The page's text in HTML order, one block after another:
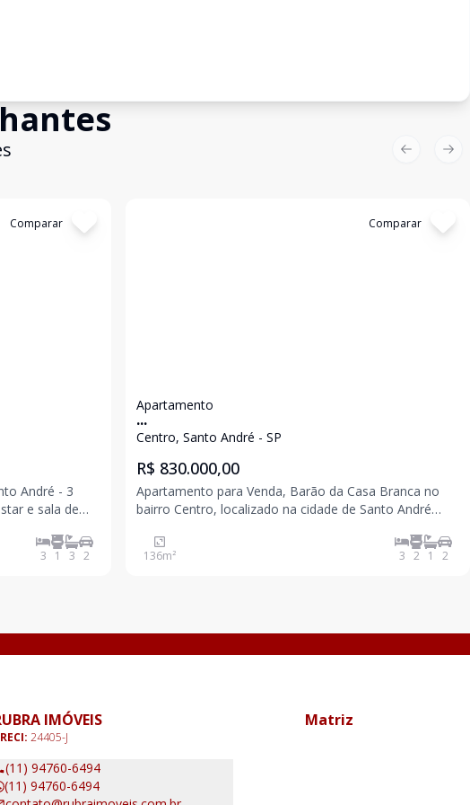
Comparar
- 3
e sala de
no terraço
3 1 3 2
Comparar
Apartamento
...
Centro, Santo André - SP
R$ 830.000,00
Apartamento para Venda, Barão da Casa Branca no
bairro Centro, localizado na cidade de Santo André
possui 2 banheiros, 2 vagas de garagem, 1 sala,
encontra-se mobiliado, localizado em condomínio,
136m² 3 2 1 2
Previous
IMÓVEIS
24405-J
(11) 94760-6494
(11) 94760-6494
Matriz